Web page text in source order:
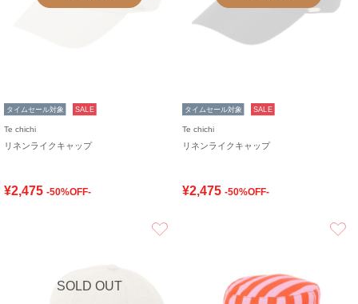
タイムセール対象 SALE
Te chichi
リネンライクキャップ
¥2,475 -50%OFF-
タイムセール対象 SALE
Te chichi
リネンライクキャップ
¥2,475 -50%OFF-
SOLD OUT